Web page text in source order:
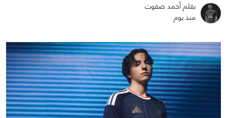
بقلم أحمد صفوت
منذ يوم